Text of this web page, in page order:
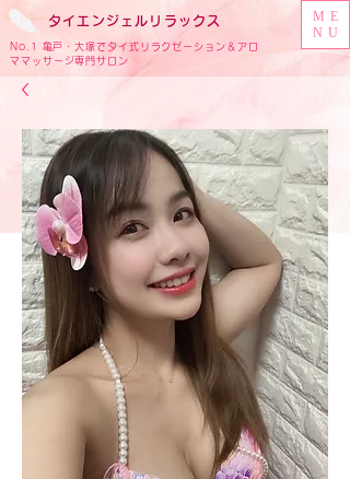
ME
NU
タイ エンジェル リラックス
No.1 亀戸・大塚でタイ式リラクゼーション＆アロ
ママッサージ専門サロン